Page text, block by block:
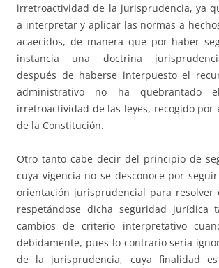
irretroactividad de la jurisprudencia, ya
a interpretar y aplicar las normas a
acaecidos, de manera que por haber
instancia una doctrina
después de haberse interpuesto el
administrativo no ha quebrantado
irretroactividad de las leyes, recogido por
de la Constitución.
Otro tanto cabe decir del principio de
cuya vigencia no se desconoce por
orientación jurisprudencial para resolver
respetándose dicha seguridad jurídica
cambios de criterio interpretativo
debidamente, pues lo contrario sería
de la jurisprudencia, cuya finalidad